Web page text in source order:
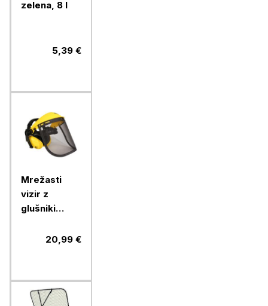
zelena, 8 l
5,39 €
Mrežasti
vizir z
glušniki
20,99 €